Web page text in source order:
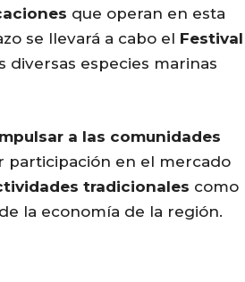
que operan en esta
se llevará a cabo el Festival
diversas especies marinas
a las comunidades
participación en el mercado
tradicionales como
la economía de la región.